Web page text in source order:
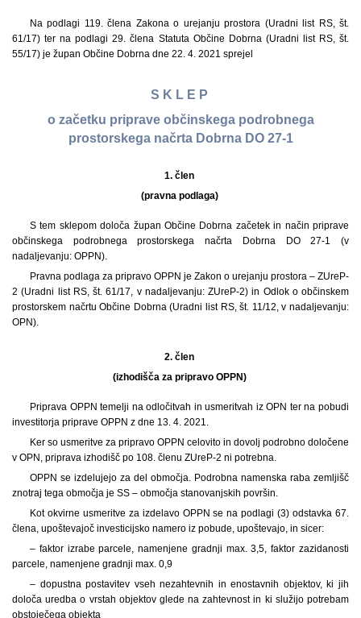
Na podlagi 119. člena Zakona o urejanju prostora (Uradni list RS, št.
61/17) ter na podlagi 29. člena Statuta Občine Dobrna (Uradni list RS, št.
55/17) je župan Občine Dobrna dne 22. 4. 2021 sprejel
S K L E P
o začetku priprave občinskega podrobnega
prostorskega načrta Dobrna DO 27-1
1. člen
(pravna podlaga)
S tem sklepom določa župan Občine Dobrna začetek in način priprave
občinskega podrobnega prostorskega načrta Dobrna DO 27-1 (v
nadaljevanju: OPPN).
Pravna podlaga za pripravo OPPN je Zakon o urejanju prostora – ZUreP-
2 (Uradni list RS, št. 61/17, v nadaljevanju: ZUreP-2) in Odlok o občinskem
prostorskem načrtu Občine Dobrna (Uradni list RS, št. 11/12, v nadaljevanju:
OPN).
2. člen
(izhodišča za pripravo OPPN)
Priprava OPPN temelji na odločitvah in usmeritvah iz OPN ter na pobudi
investitorja priprave OPPN z dne 13. 4. 2021.
Ker so usmeritve za pripravo OPPN celovito in dovolj podrobno določene
v OPN, priprava izhodišč po 108. členu ZUreP-2 ni potrebna.
OPPN se izdelujejo za del območja. Podrobna namenska raba zemljišč
znotraj tega območja je SS – območja stanovanjskih površin.
Kot okvirne usmeritve za izdelavo OPPN se na podlagi (3) odstavka 67.
člena, upoštevajoč investicijsko namero iz pobude, upoštevajo, in sicer:
– faktor izrabe parcele, namenjene gradnji max. 3,5, faktor zazidanosti
parcele, namenjene gradnji max. 0,9
– dopustna postavitev vseh nezahtevnih in enostavnih objektov, ki jih
določa uredba o vrstah objektov glede na zahtevnost in ki služijo potrebam
obstoječega objekta